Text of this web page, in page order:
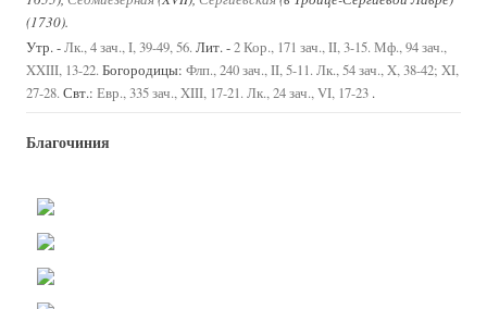
(1730).
Утр. -Лк., 4 зач., I, 39-49, 56. Лит. -2 Кор., 171 зач., II, 3-15. Мф., 94 зач.,
XXIII, 13-22. Богородицы: Флп., 240 зач., II, 5-11. Лк., 54 зач., X, 38-42; XI,
27-28. Свт.: Евр., 335 зач., XIII, 17-21. Лк., 24 зач., VI, 17-23 .
Благочиния